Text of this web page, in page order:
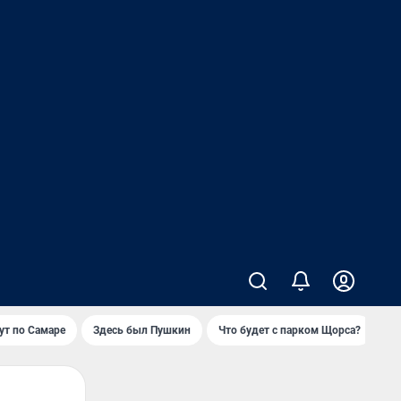
по Самаре Здесь был Пушкин Что будет с парком Щорса?